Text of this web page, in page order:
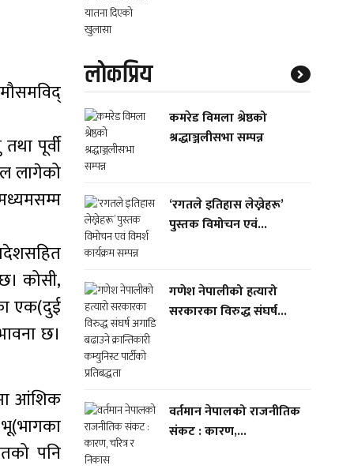
पूर्वी
लागेको
कोसी,
एक(दुई
छ।
आंशिक
पनि
लाेकप्रिय
कमरेड विमला श्रेष्ठको
श्रद्धाञ्जलीसभा सम्पन्न
‘रगतले इतिहास लेख्नेहरू’
पुस्तक विमोचन एवं...
गणेश नेपालीको हत्यारो
सरकारका विरुद्ध संघर्ष...
वर्तमान नेपालको राजनीतिक
संकट : कारण,...